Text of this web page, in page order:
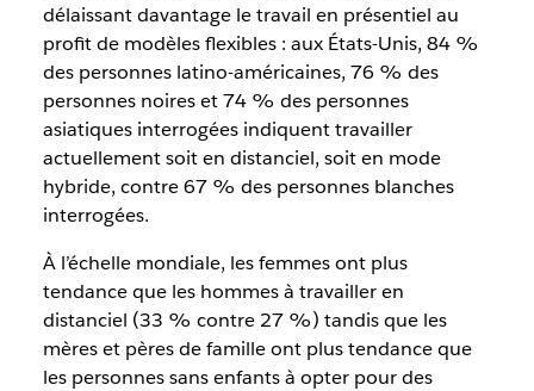
délaissant davantage le travail en présentiel au
profit de modèles flexibles : aux États-Unis, 84 %
des personnes latino-américaines, 76 % des
personnes noires et 74 % des personnes
asiatiques interrogées indiquent travailler
actuellement soit en distanciel, soit en mode
hybride, contre 67 % des personnes blanches
interrogées.
À l’échelle mondiale, les femmes ont plus
tendance que les hommes à travailler en
distanciel (33 % contre 27 %) tandis que les
mères et pères de famille ont plus tendance que
les personnes sans enfants à opter pour des